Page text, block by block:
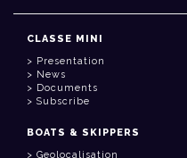
CLASSE MINI
Presentation
News
Documents
Subscribe
BOATS & SKIPPERS
Geolocalisation